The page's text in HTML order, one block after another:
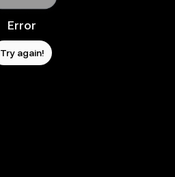
Error
Try again!